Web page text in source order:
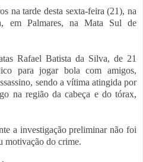
na tarde desta sexta-feira (21), na
em Palmares, na Mata Sul de
Rafael Batista da Silva, de 21
para jogar bola com amigos,
sendo a vítima atingida por
na região da cabeça e do tórax,
a investigação preliminar não foi
motivação do crime.